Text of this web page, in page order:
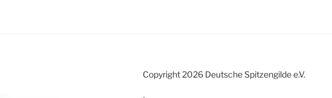
Copyright 2026 Deutsche Spitzengilde e.V.